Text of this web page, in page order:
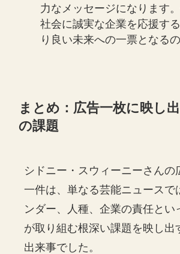
力なメッセージになります。
社会に誠実な企業を応援す
り良い未来への一票となるの
まとめ：広告一枚に映し
の課題
シドニー・スウィーニーさんの
一件は、単なる芸能ニュースで
ンダー、人種、企業の責任とい
が取り組む根深い課題を映し出
出来事でした。